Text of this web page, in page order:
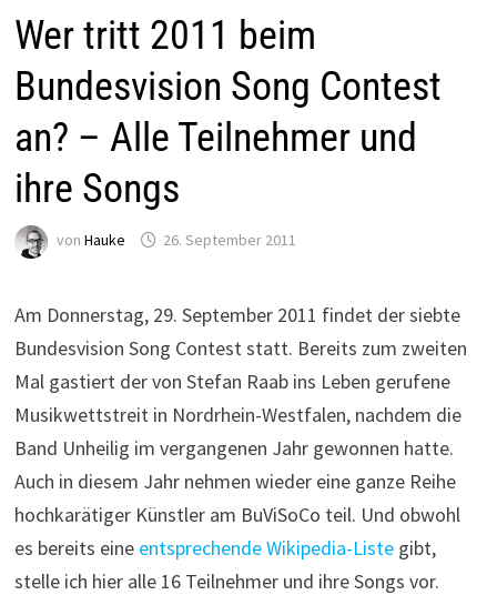
Wer tritt 2011 beim
Bundesvision Song Contest
an? – Alle Teilnehmer und
ihre Songs
von Hauke 26. September 2011
Am Donnerstag, 29. September 2011 findet der siebte
Bundesvision Song Contest statt. Bereits zum zweiten
Mal gastiert der von Stefan Raab ins Leben gerufene
Musikwettstreit in Nordrhein-Westfalen, nachdem die
Band Unheilig im vergangenen Jahr gewonnen hatte.
Auch in diesem Jahr nehmen wieder eine ganze Reihe
hochkarätiger Künstler am BuViSoCo teil. Und obwohl
es bereits eine entsprechende Wikipedia-Listegibt,
stelle ich hier alle 16 Teilnehmer und ihre Songs vor.